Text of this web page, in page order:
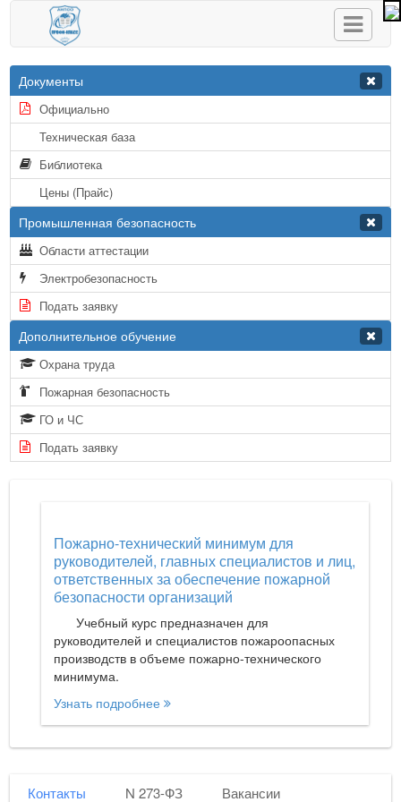
Документы
Официально
Техническая база
Библиотека
Цены (Прайс)
Промышленная безопасность
Области аттестации
Электробезопасность
Подать заявку
Дополнительное обучение
Охрана труда
Пожарная безопасность
ГО и ЧС
Подать заявку
Пожарно-технический минимум для
руководителей, главных специалистов и лиц,
ответственных за обеспечение пожарной
безопасности организаций
Учебный курс предназначен для
руководителей и специалистов пожароопасных
производств в объеме пожарно-технического
минимума.
Узнать подробнее
Контакты N 273-ФЗ Вакансии